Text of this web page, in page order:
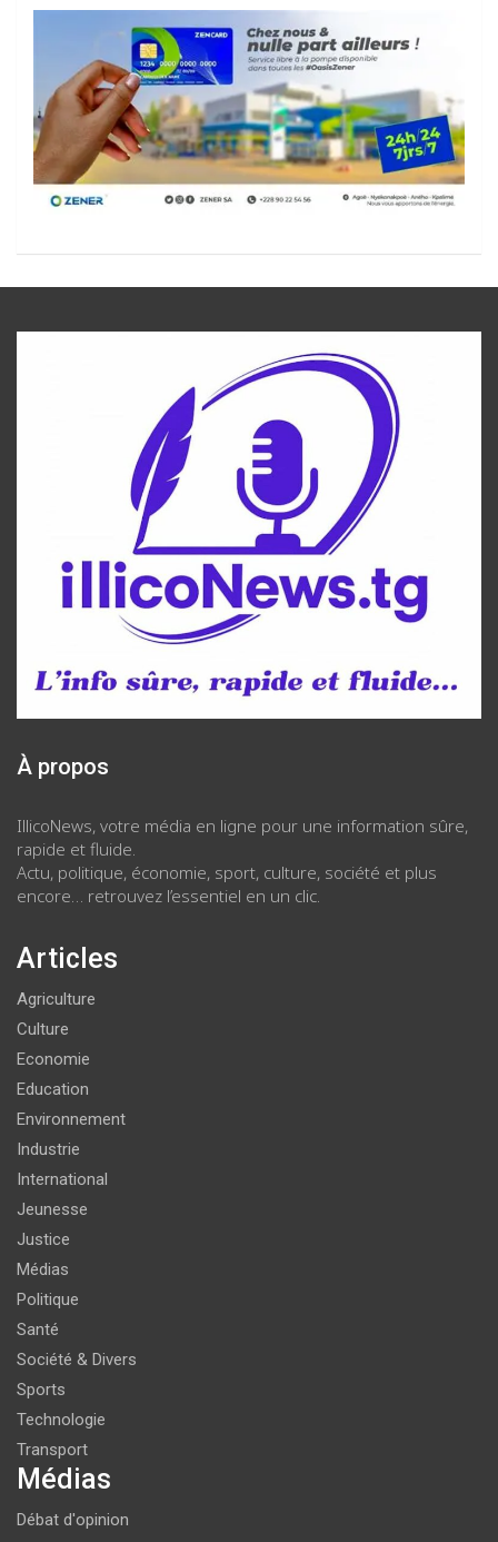
À propos
IllicoNews, votre média en ligne pour une information sûre,
rapide et fluide.
Actu, politique, économie, sport, culture, société et plus
encore… retrouvez l’essentiel en un clic.
Articles
Agriculture
Culture
Economie
Education
Environnement
Industrie
International
Jeunesse
Justice
Médias
Politique
Santé
Société & Divers
Sports
Technologie
Transport
Médias
Débat d'opinion